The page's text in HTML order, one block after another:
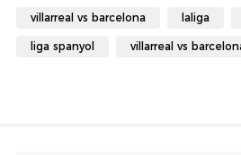
villarreal vs barcelona laliga
liga spanyol villarreal vs